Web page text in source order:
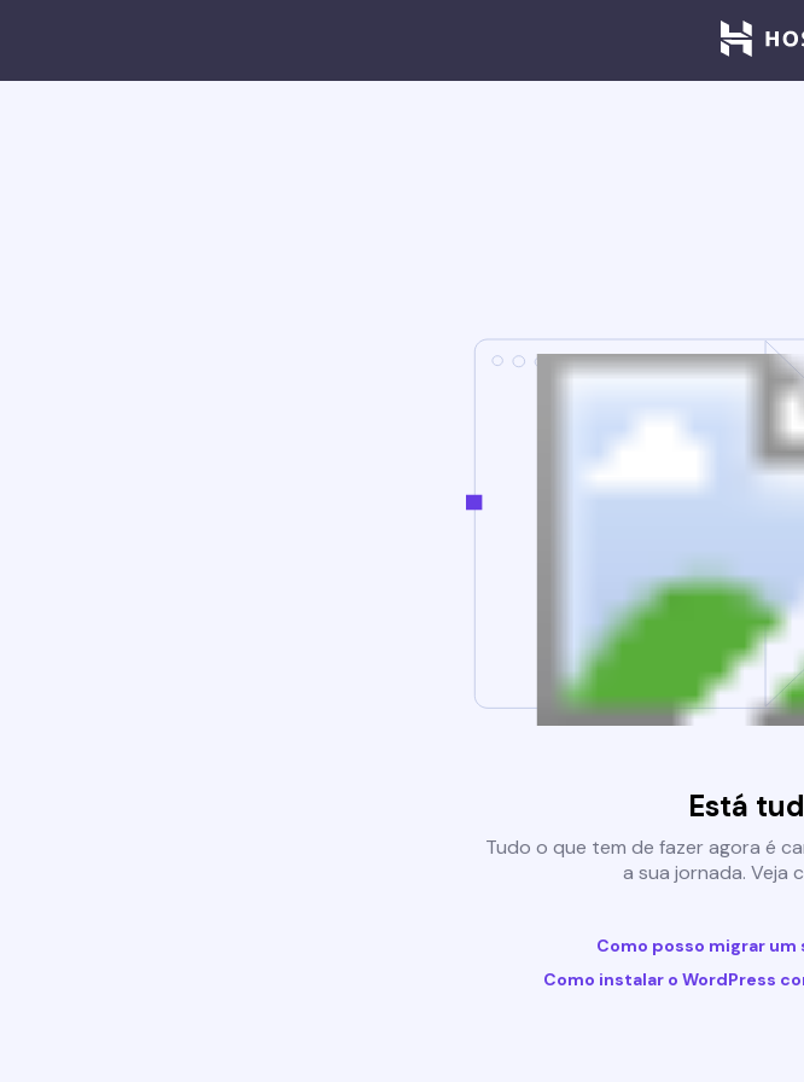
Está
Tudo o que tem de fazer agora é
a sua jornada. Veja
Como posso migrar um
Como instalar o WordPress